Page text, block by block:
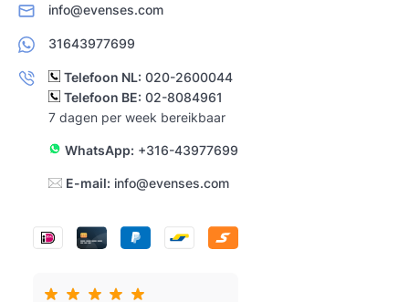
info@evenses.com
31643977699
Telefoon NL: 020-2600044
Telefoon BE: 02-8084961
7 dagen per week bereikbaar
WhatsApp: +316-43977699
E-mail: info@evenses.com